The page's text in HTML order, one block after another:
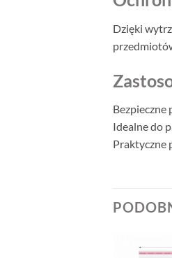
Dzięki
Idealne do
Praktyczne